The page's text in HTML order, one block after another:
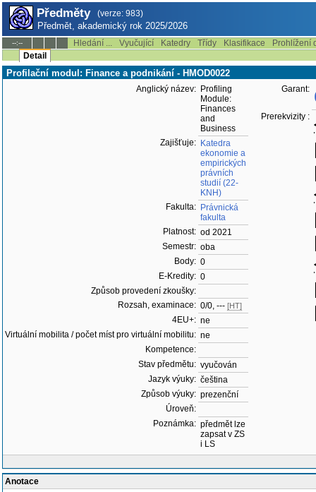
Předměty (verze: 983)
Předmět, akademický rok 2025/2026
--:-- Hledání ... Vyučující Katedry Třídy Klasifikace
Prohlížení
Detail
Profilační modul: Finance a podnikání - HMOD0022
Anglický název: Profiling
Module:
Finances
and
Business
Zajišťuje: Katedra
ekonomie a
empirických
právních
studií (22-
KNH)
Fakulta: Právnická
fakulta
Platnost: od 2021
Semestr: oba
Body: 0
E-Kredity: 0
Způsob provedení zkoušky:
Rozsah, examinace: 0/0, --- [HT]
4EU+: ne
Virtuální mobilita / počet míst pro virtuální mobilitu: ne
Kompetence:
Stav předmětu: vyučován
Jazyk výuky: čeština
Způsob výuky: prezenční
Úroveň:
Poznámka: předmět lze
zapsat v ZS
i LS
Garant:
Prerekvizity :
Anotace